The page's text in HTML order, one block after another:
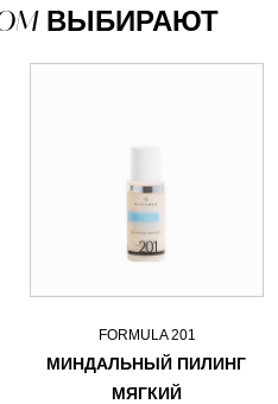
ВЫБИРАЮТ
FORMULA 201
МИНДАЛЬНЫЙ ПИЛИНГ
МЯГКИЙ